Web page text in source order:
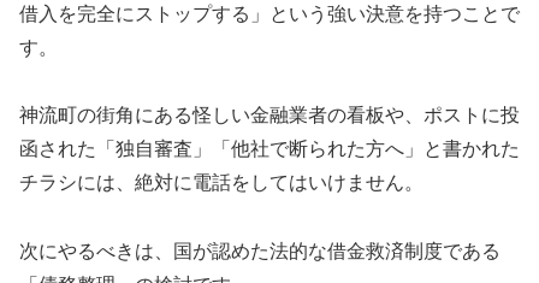
借入を完全にストップする」という強い決意を持つことで
す。
神流町の街角にある怪しい金融業者の看板や、ポストに投
函された「独自審査」「他社で断られた方へ」と書かれた
チラシには、絶対に電話をしてはいけません。
次にやるべきは、国が認めた法的な借金救済制度である